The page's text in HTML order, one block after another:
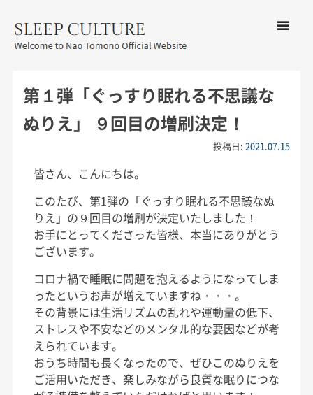
CULTURE
ツへ移動
第１弾「ぐっすり眠れる不思議な
ぬりえ」 ９回目の増刷決定！
投稿日:2021.07.15
皆さん、こんにちは。
このたび、第1弾の「ぐっすり眠れる不思議なぬ
りえ」の９回目の増刷が決定いたしました！
お手にとってくださった皆様、本当にありがとう
ございます。
コロナ禍で睡眠に問題を抱えるようになってしま
ったというお声が増えていますね・・・。
その背景には生活リズムの乱れや運動量の低下、
ストレスや不安などのメンタル的な要因などが考
えられています。
おうち時間も長くなったので、ぜひこのぬりえを
ご活用いただき、楽しみながら良質な眠りにつな